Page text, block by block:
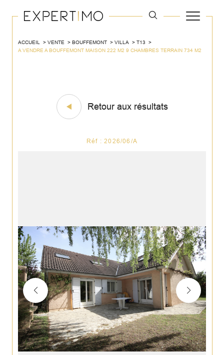
ACCUEIL VENTE BOUFFEMONT VILLA
T13
A VENDRE A BOUFFEMONT MAISON 222 M2 9 CHAMBRES TERRAIN 734 M2
Retour aux résultats
Réf : 2026/06/A